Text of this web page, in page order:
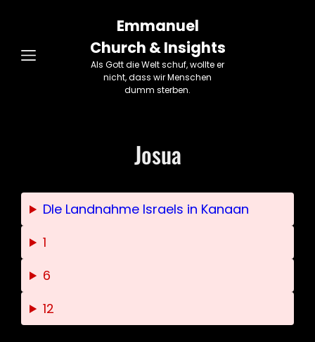
Emmanuel
Church & Insights
Als Gott die Welt schuf, wollte er
nicht, dass wir Menschen
dumm sterben.
Josua
DIe Landnahme Israels in Kanaan
1
6
12